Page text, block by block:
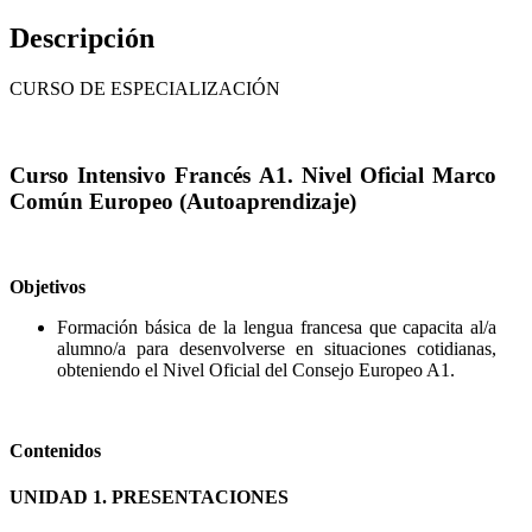
Descripción
CURSO DE ESPECIALIZACIÓN
Curso Intensivo Francés A1. Nivel Oficial Marco
Común Europeo (Autoaprendizaje)
Objetivos
Formación básica de la lengua francesa que capacita al/a
alumno/a para desenvolverse en situaciones cotidianas,
obteniendo el Nivel Oficial del Consejo Europeo A1.
Contenidos
UNIDAD 1. PRESENTACIONES